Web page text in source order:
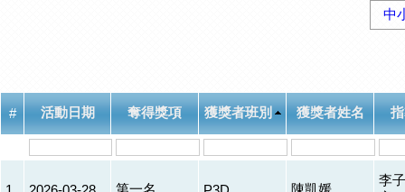
中
# 活動日期 奪得獎項 獲獎者班別 獲獎者姓名
李